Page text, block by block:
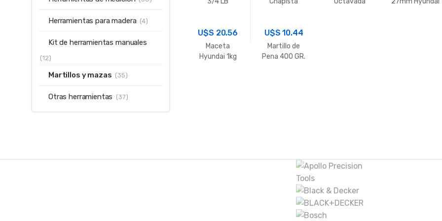
U$S 20.56
Maceta
Hyundai 1kg
U$S10.44
Martillo de
Pena 400 GR.
Herramientas para madera (4)
Kit de herramientas manuales
(12)
Martillos y mazas (35)
Otras herramientas (37)